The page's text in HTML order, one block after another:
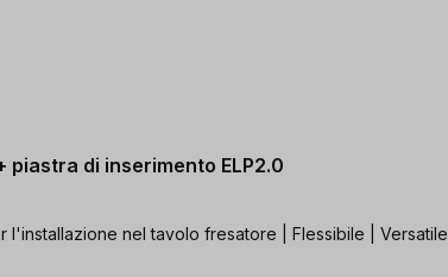
piastra di inserimento ELP2.0
l'installazione nel tavolo fresatore | Flessibile | Versatile